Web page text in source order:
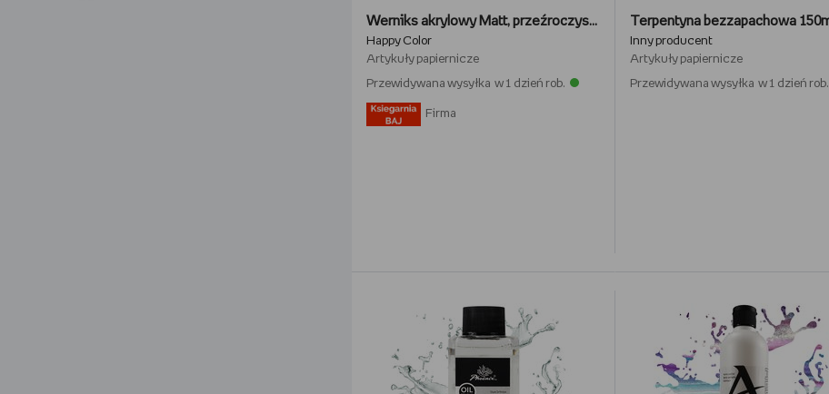
Werniks akrylowy Matt, przeźroczysty, 75 ml
Happy Color
Artykuły papiernicze
Przewidywana wysyłka w 1 dzień rob.
Firma
Inny producent
Artykuły papiernicze
Przewidywana wysyłka w 1 dzień rob.